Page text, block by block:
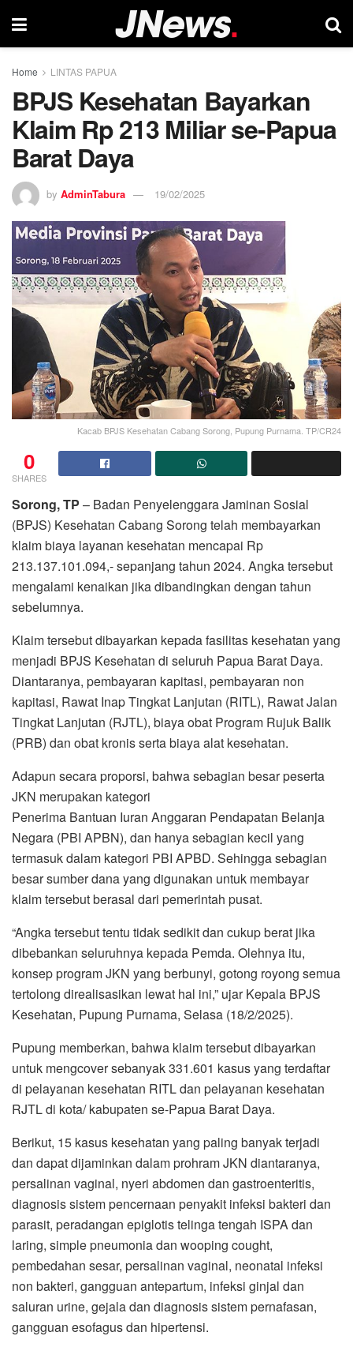
Home LINTAS PAPUA
BPJS Kesehatan Bayarkan
Klaim Rp 213 Miliar se-Papua
Barat Daya
by AdminTabura 19/02/2025
Kacab BPJS Kesehatan Cabang Sorong, Pupung Purnama. TP/CR24
0
SHARES
Sorong, TP – Badan Penyelenggara Jaminan Sosial
(BPJS) Kesehatan Cabang Sorong telah membayarkan
klaim biaya layanan kesehatan mencapai Rp
213.137.101.094,- sepanjang tahun 2024. Angka tersebut
mengalami kenaikan jika dibandingkan dengan tahun
sebelumnya.
Klaim tersebut dibayarkan kepada fasilitas kesehatan yang
menjadi BPJS Kesehatan di seluruh Papua Barat Daya.
Diantaranya, pembayaran kapitasi, pembayaran non
kapitasi, Rawat Inap Tingkat Lanjutan (RITL), Rawat Jalan
Tingkat Lanjutan (RJTL), biaya obat Program Rujuk Balik
(PRB) dan obat kronis serta biaya alat kesehatan.
Adapun secara proporsi, bahwa sebagian besar peserta
JKN merupakan kategori
Penerima Bantuan Iuran Anggaran Pendapatan Belanja
Negara (PBI APBN), dan hanya sebagian kecil yang
termasuk dalam kategori PBI APBD. Sehingga sebagian
besar sumber dana yang digunakan untuk membayar
klaim tersebut berasal dari pemerintah pusat.
“Angka tersebut tentu tidak sedikit dan cukup berat jika
dibebankan seluruhnya kepada Pemda. Olehnya itu,
konsep program JKN yang berbunyi, gotong royong semua
tertolong direalisasikan lewat hal ini,” ujar Kepala BPJS
Kesehatan, Pupung Purnama, Selasa (18/2/2025).
Pupung memberkan, bahwa klaim tersebut dibayarkan
untuk mengcover sebanyak 331.601 kasus yang terdaftar
di pelayanan kesehatan RITL dan pelayanan kesehatan
RJTL di kota/ kabupaten se-Papua Barat Daya.
Berikut, 15 kasus kesehatan yang paling banyak terjadi
dan dapat dijaminkan dalam prohram JKN diantaranya,
persalinan vaginal, nyeri abdomen dan gastroenteritis,
diagnosis sistem pencernaan penyakit infeksi bakteri dan
parasit, peradangan epiglotis telinga tengah ISPA dan
laring, simple pneumonia dan wooping cought,
pembedahan sesar, persalinan vaginal, neonatal infeksi
non bakteri, gangguan antepartum, infeksi ginjal dan
saluran urine, gejala dan diagnosis sistem pernafasan,
gangguan esofagus dan hipertensi.